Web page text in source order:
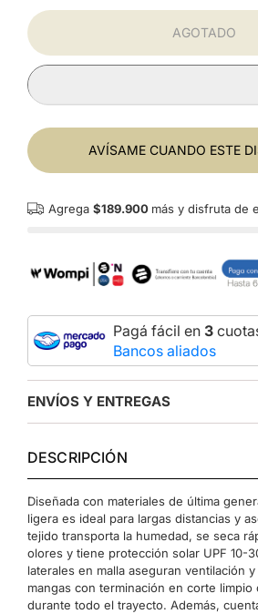
AGOTADO
AVÍSAME CUANDO ESTE
Agrega $189.900 más y disfruta de
Pagá fácil en 3
Bancos aliados
ENVÍOS Y ENTREGAS
DESCRIPCIÓN
Diseñada con materiales de última
ligera es ideal para largas distancias y
tejido transporta la humedad, se seca
olores y tiene protección solar UPF 10-
laterales en malla aseguran ventilación
mangas con terminación en corte
durante todo el trayecto. Además,